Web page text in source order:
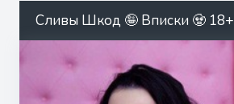
Сливы Шкод 🤪 Вписки 🧟 18+